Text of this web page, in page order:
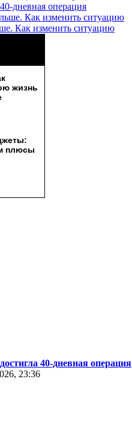
дневная операция
Как изменить ситуацию
40-дневная операция
23:36